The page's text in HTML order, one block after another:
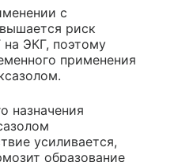
с
риск
на ЭКГ, поэтому
применения
назначения
усиливается,
образование